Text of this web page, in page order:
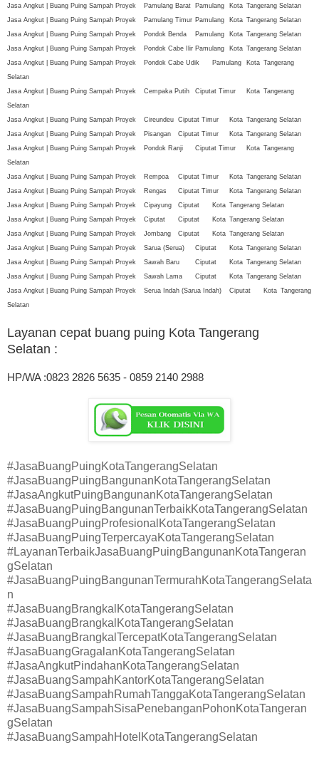
Jasa Angkut | Buang Puing Sampah Proyek
Pamulang Barat Pamulang Kota Tangerang Selatan
Jasa Angkut | Buang Puing Sampah Proyek
Pamulang Timur Pamulang Kota Tangerang Selatan
Jasa Angkut | Buang Puing Sampah Proyek
Pondok Benda Pamulang Kota Tangerang Selatan
Jasa Angkut | Buang Puing Sampah Proyek
Pondok Cabe Ilir Pamulang Kota Tangerang Selatan
Jasa Angkut | Buang Puing Sampah Proyek
Pondok Cabe Udik Pamulang Kota Tangerang
Selatan
Jasa Angkut | Buang Puing Sampah Proyek
Cempaka Putih Ciputat Timur Kota Tangerang
Selatan
Jasa Angkut | Buang Puing Sampah Proyek
Cireundeu Ciputat Timur Kota Tangerang Selatan
Jasa Angkut | Buang Puing Sampah Proyek
Pisangan Ciputat Timur Kota Tangerang Selatan
Jasa Angkut | Buang Puing Sampah Proyek
Pondok Ranji Ciputat Timur Kota Tangerang
Selatan
Jasa Angkut | Buang Puing Sampah Proyek
Rempoa Ciputat Timur Kota Tangerang Selatan
Jasa Angkut | Buang Puing Sampah Proyek
Rengas Ciputat Timur Kota Tangerang Selatan
Jasa Angkut | Buang Puing Sampah Proyek
Cipayung Ciputat Kota Tangerang Selatan
Jasa Angkut | Buang Puing Sampah Proyek
Ciputat Ciputat Kota Tangerang Selatan
Jasa Angkut | Buang Puing Sampah Proyek
Jombang Ciputat Kota Tangerang Selatan
Jasa Angkut | Buang Puing Sampah Proyek
Sarua (Serua) Ciputat Kota Tangerang Selatan
Jasa Angkut | Buang Puing Sampah Proyek
Sawah Baru Ciputat Kota Tangerang Selatan
Jasa Angkut | Buang Puing Sampah Proyek
Sawah Lama Ciputat Kota Tangerang Selatan
Jasa Angkut | Buang Puing Sampah Proyek
Serua Indah (Sarua Indah) Ciputat Kota Tangerang
Selatan
Layanan cepat buang puing Kota Tangerang
Selatan :
HP/WA :0823 2826 5635 - 0859 2140 2988
#JasaBuangPuingKotaTangerangSelatan
#JasaBuangPuingBangunanKotaTangerangSelatan
#JasaAngkutPuingBangunanKotaTangerangSelatan
#JasaBuangPuingBangunanTerbaikKotaTangerangSelatan
#JasaBuangPuingProfesionalKotaTangerangSelatan
#JasaBuangPuingTerpercayaKotaTangerangSelatan
#LayananTerbaikJasaBuangPuingBangunanKotaTangeran
gSelatan
#JasaBuangPuingBangunanTermurahKotaTangerangSelata
n
#JasaBuangBrangkalKotaTangerangSelatan
#JasaBuangBrangkalKotaTangerangSelatan
#JasaBuangBrangkalTercepatKotaTangerangSelatan
#JasaBuangGragalanKotaTangerangSelatan
#JasaAngkutPindahanKotaTangerangSelatan
#JasaBuangSampahKantorKotaTangerangSelatan
#JasaBuangSampahRumahTanggaKotaTangerangSelatan
#JasaBuangSampahSisaPenebanganPohonKotaTangeran
gSelatan
#JasaBuangSampahHotelKotaTangerangSelatan